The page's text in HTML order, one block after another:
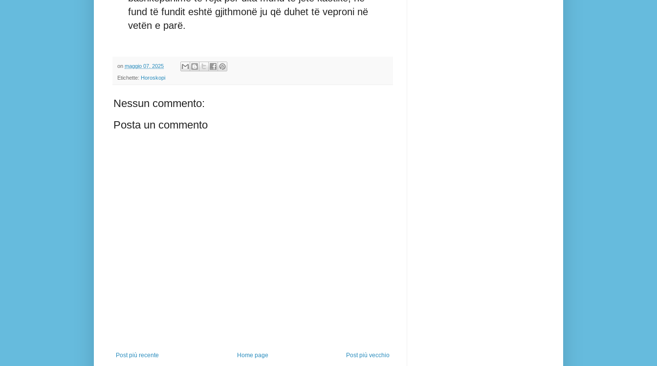
fund të fundit eshtë gjithmonë ju që duhet të veproni në
vetën e parë.
on maggio 07, 2025
Etichette: Horoskopi
Nessun commento:
Posta un commento
Post più recente Post più vecchio
Home page